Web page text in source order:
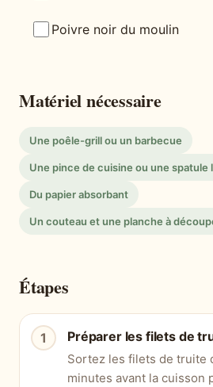
Poivre noir du moulin
Matériel nécessaire
Une poêle-grill ou un barbecue
Une pince de cuisine ou une spatule
Du papier absorbant
Un couteau et une planche à
Étapes
Préparer les filets de
Sortez les filets de truite
minutes avant la cuisson